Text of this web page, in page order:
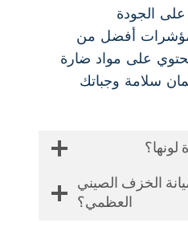
الجودة
أفضل من
على مواد ضارة
سلامة وجباتك
لونها؟
الخزف الصيني
العظمي؟